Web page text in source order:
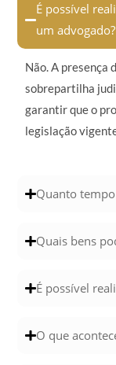
É possível
um advogado?
Não. A presença
sobrepartilha
garantir que o
legislação
Quanto
Quais bens
É possível
O que